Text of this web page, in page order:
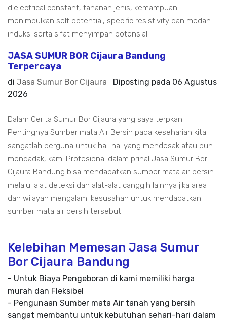
dielectrical constant, tahanan jenis, kemampuan
menimbulkan self potential, specific resistivity dan medan
induksi serta sifat menyimpan potensial.
JASA SUMUR BOR Cijaura Bandung
Terpercaya
di Jasa Sumur Bor Cijaura Diposting pada 06 Agustus
2026
Dalam Cerita Sumur Bor Cijaura yang saya terpkan
Pentingnya Sumber mata Air Bersih pada keseharian kita
sangatlah berguna untuk hal-hal yang mendesak atau pun
mendadak, kami Profesional dalam prihal Jasa Sumur Bor
Cijaura Bandung bisa mendapatkan sumber mata air bersih
melalui alat deteksi dan alat-alat canggih lainnya jika area
dan wilayah mengalami kesusahan untuk mendapatkan
sumber mata air bersih tersebut.
Kelebihan Memesan Jasa Sumur
Bor Cijaura Bandung
- Untuk Biaya Pengeboran di kami memiliki harga
murah dan Fleksibel
- Pengunaan Sumber mata Air tanah yang bersih
sangat membantu untuk kebutuhan sehari-hari dalam